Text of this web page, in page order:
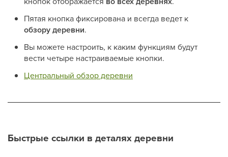
Пятая кнопка фиксирована и всегда ведет к
обзору деревни.
Вы можете настроить, к каким функциям будут
вести четыре настраиваемые кнопки.
Центральный обзор деревни
Быстрые ссылки в деталях деревни